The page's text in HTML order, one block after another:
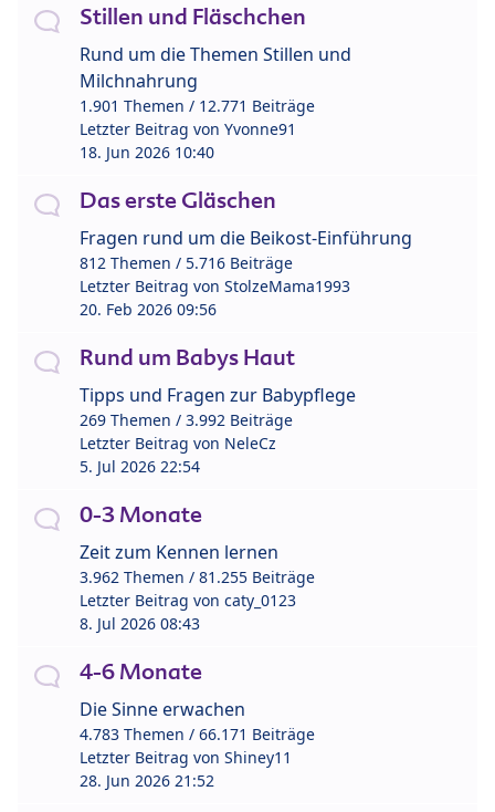
Stillen und Fläschchen
Rund um die Themen Stillen und
Milchnahrung
1.901 Themen / 12.771 Beiträge
Letzter Beitrag von Yvonne91
18. Jun 2026 10:40
Das erste Gläschen
Fragen rund um die Beikost-Einführung
812 Themen / 5.716 Beiträge
Letzter Beitrag von StolzeMama1993
20. Feb 2026 09:56
Rund um Babys Haut
Tipps und Fragen zur Babypflege
269 Themen / 3.992 Beiträge
Letzter Beitrag von NeleCz
5. Jul 2026 22:54
0-3 Monate
Zeit zum Kennen lernen
3.962 Themen / 81.255 Beiträge
Letzter Beitrag von caty_0123
8. Jul 2026 08:43
4-6 Monate
Die Sinne erwachen
4.783 Themen / 66.171 Beiträge
Letzter Beitrag von Shiney11
28. Jun 2026 21:52